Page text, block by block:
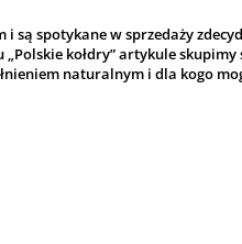
są spotykane w sprzedaży
kołdry” artykule
naturalnym i dla kogo